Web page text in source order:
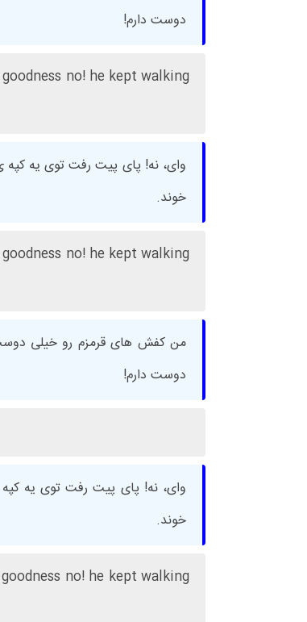
دوست دارم!
no! he kept walking
وای، نه! پای پیت رفت توی یه
خوند.
no! he kept walking
من کفش های قرمزم رو خیلی
دوست دارم!
وای، نه! پای پیت رفت توی یه
خوند.
no! he kept walking